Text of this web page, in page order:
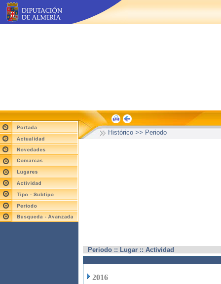
Histórico >> Periodo
Periodo :: Lugar :: Actividad
2016